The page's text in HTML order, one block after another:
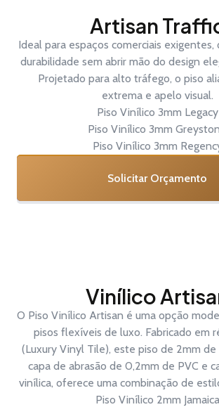
Artisan
Ideal para espaços comerciais exigentes,
durabilidade sem abrir mão do design
Projetado para alto tráfego, o piso
extrema e apelo visual.
Piso Vinílico 3mm Legacy
Piso Vinílico 3mm
Piso Vinílico 3mm
Solicitar Orçamento
Vinílico
O Piso Vinílico Artisan é uma opção
pisos flexíveis de luxo. Fabricado em
(Luxury Vinyl Tile), este piso de 2mm de
capa de abrasão de 0,2mm de PVC e
vinílica, oferece uma combinação de
Piso Vinílico 2mm Jamaica